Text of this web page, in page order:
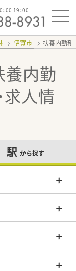
00-19：00
伊賀市 扶養内勤
養内勤
求人情
駅 から探す